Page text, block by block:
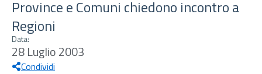
Province e Comuni chiedono incontro a
Regioni
Data:
28 Luglio 2003
Condividi